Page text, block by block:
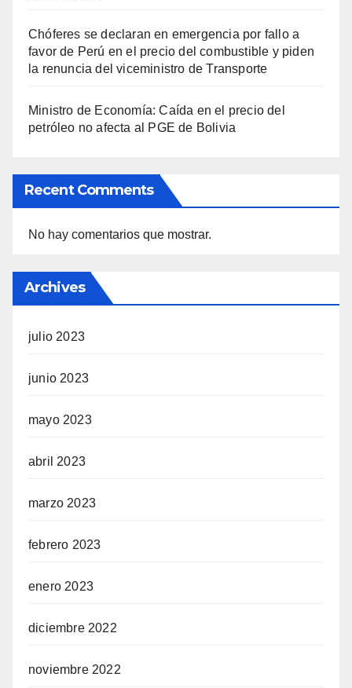
Chóferes se declaran en emergencia por fallo a
favor de Perú en el precio del combustible y piden
la renuncia del viceministro de Transporte
Ministro de Economía: Caída en el precio del
petróleo no afecta al PGE de Bolivia
Recent Comments
No hay comentarios que mostrar.
Archives
julio 2023
junio 2023
mayo 2023
abril 2023
marzo 2023
febrero 2023
enero 2023
diciembre 2022
noviembre 2022